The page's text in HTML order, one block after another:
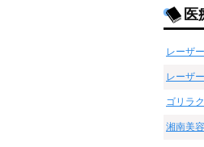
医
レーザ
レーザ
ゴリラ
湘南美